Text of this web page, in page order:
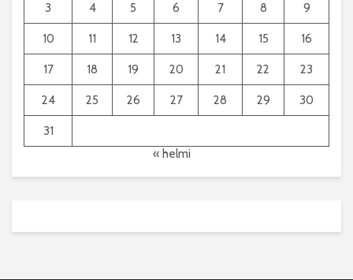
3 4 5 6 7 8 9
10 11 12 13 14 15 16
17 18 19 20 21 22 23
24 25 26 27 28 29 30
31
« helmi